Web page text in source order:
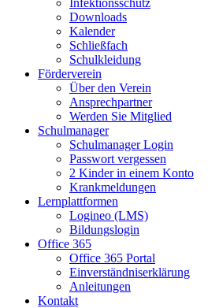
Infektionsschutz
Downloads
Kalender
Schließfach
Schulkleidung
Förderverein
Über den Verein
Ansprechpartner
Werden Sie Mitglied
Schulmanager
Schulmanager Login
Passwort vergessen
2 Kinder in einem Konto
Krankmeldungen
Lernplattformen
Logineo (LMS)
Bildungslogin
Office 365
Office 365 Portal
Einverständniserklärung
Anleitungen
Kontakt